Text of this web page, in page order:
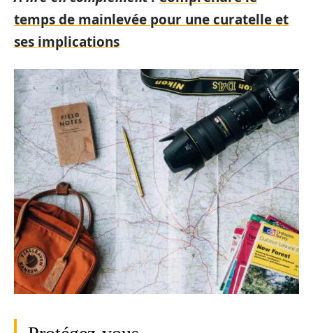
temps de mainlevée pour une curatelle et
ses implications